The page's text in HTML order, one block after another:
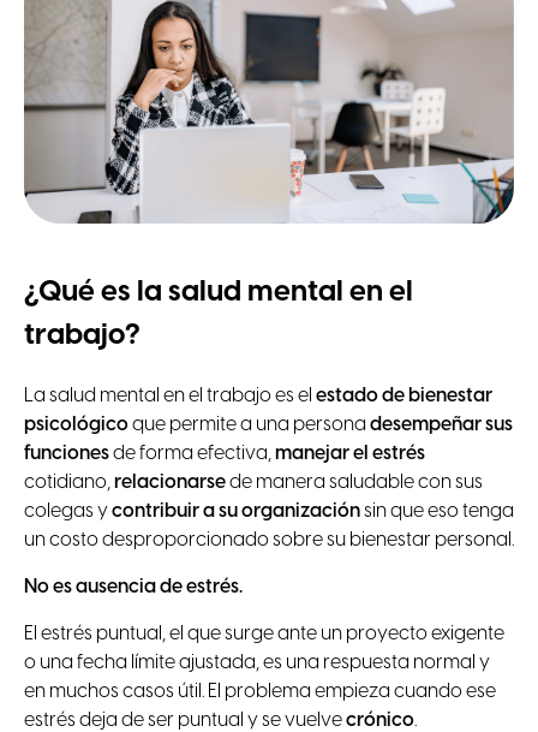
¿Qué es la salud mental en el
trabajo?
La salud mental en el trabajo es el estado de bienestar
psicológicoque permite a una persona desempeñar sus
funcionesde forma efectiva,manejar el estrés
cotidiano,relacionarsede manera saludable con sus
colegas ycontribuir a su organizaciónsin que eso tenga
un costo desproporcionado sobre su bienestar personal.
No es ausencia de estrés.
El estrés puntual, el que surge ante un proyecto exigente
o una fecha límite ajustada, es una respuesta normal y
en muchos casos útil. El problema empieza cuando ese
estrés deja de ser puntual y se vuelvecrónico.